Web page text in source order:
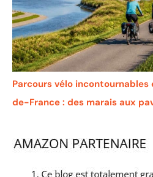
Parcours vélo
de-France : des marais aux